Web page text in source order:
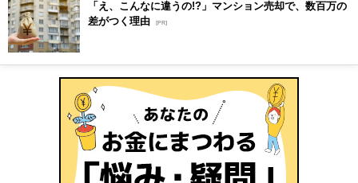
「え、こんなに違うの!?」マンション売却で、数百万の
差がつく理由 [PR]